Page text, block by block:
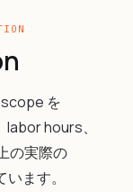
を
hours、
の実際の
ます。